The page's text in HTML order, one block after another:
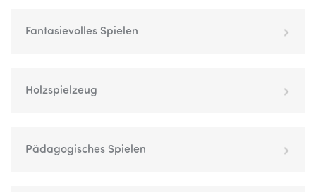
Fantasievolles Spielen
Holzspielzeug
Pädagogisches Spielen